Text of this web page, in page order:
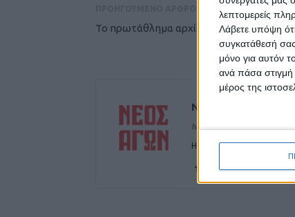
λεπτομερείς
Λάβετε υπόψη
συγκατάθεσή
μόνο για αυτόν
ανά πάσα στιγμή
μέρος της
Το πρωτάθλημα αρχίζει (video)
ΝΕΟΣ ΑΓΩΝ
https://neosagon.gr
Η Αρχαιότερη